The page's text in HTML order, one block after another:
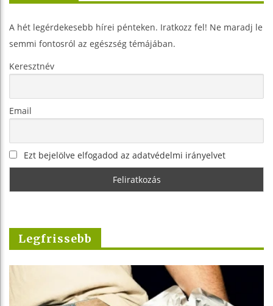
A hét legérdekesebb hírei pénteken. Iratkozz fel! Ne maradj le
semmi fontosról az egészség témájában.
Keresztnév
Email
Ezt bejelölve elfogadod az adatvédelmi irányelvet
Legfrissebb